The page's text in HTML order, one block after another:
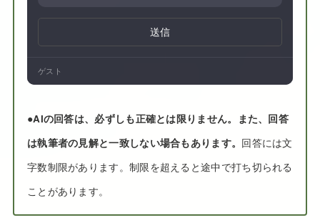
送信
ゲスト
●AIの回答は、必ずしも正確とは限りません。また、回答
は執筆者の見解と一致しない場合もあります。 回答には文
字数制限があります。制限を超えると途中で打ち切られる
ことがあります。